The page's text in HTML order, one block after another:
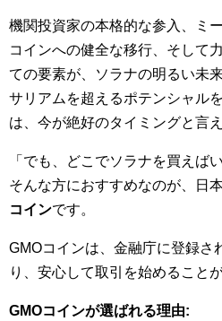
機関投資家の本格的な参入、ミ
コインへの健全な移行、そして
ての要素が、ソラナの明るい未
サリアムを超えるポテンシャル
は、今が絶好のタイミングと言
「でも、どこでソラナを買えば
そんな方におすすめなのが、日
コインです。
GMOコインは、金融庁に登録さ
り、安心して取引を始めること
GMOコインが選ばれる理由: